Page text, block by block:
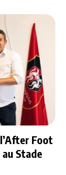
Foot
Stade